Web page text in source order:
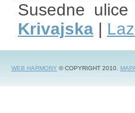
Susedne
Krivajska |
WEB HARMONY © COPYRIGHT 2010.